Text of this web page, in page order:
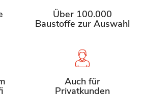
Über 100.000
Baustoffe zur Auswahl
Auch für
Privatkunden